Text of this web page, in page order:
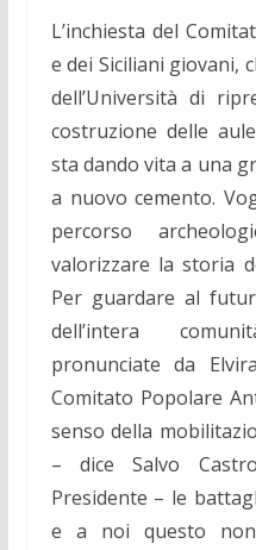
L’inchiesta del
e dei Siciliani giovani,
dell’Università di
costruzione delle
sta dando vita a una
a nuovo cemento.
percorso
valorizzare la storia
Per guardare al
dell’intera
pronunciate da
Comitato Popolare
senso della
– dice Salvo
Presidente – le
e a noi questo